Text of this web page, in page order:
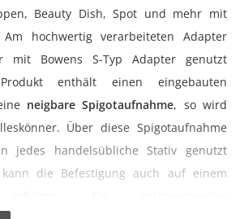
Beauty Dish, Spot und mehr mit
hochwertig verarbeiteten Adapter
mit Bowens S-Typ Adapter genutzt
enthält einen eingebauten
neigbare Spigotaufnahme, so wird
Über diese Spigotaufnahme
jedes handelsübliche Stativ genutzt
die Befestigung auch auf einem